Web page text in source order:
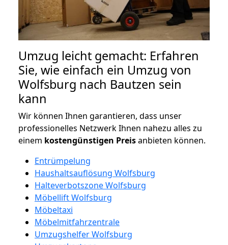
Umzug leicht gemacht: Erfahren
Sie, wie einfach ein Umzug von
Wolfsburg nach Bautzen sein
kann
Wir können Ihnen garantieren, dass unser
professionelles Netzwerk Ihnen nahezu alles zu
einem kostengünstigen Preisanbieten können.
Entrümpelung
Haushaltsauflösung Wolfsburg
Halteverbotszone Wolfsburg
Möbellift Wolfsburg
Möbeltaxi
Möbelmitfahrzentrale
Umzugshelfer Wolfsburg